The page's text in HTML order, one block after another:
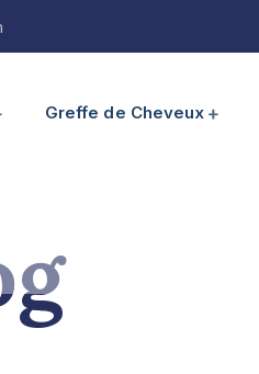
Greffe de Cheveux